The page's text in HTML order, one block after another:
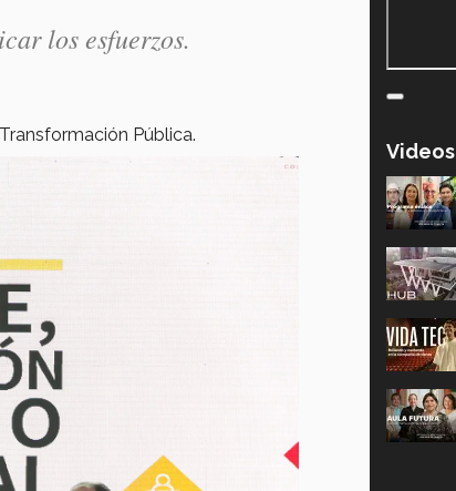
los esfuerzos.
Pública.
Videos